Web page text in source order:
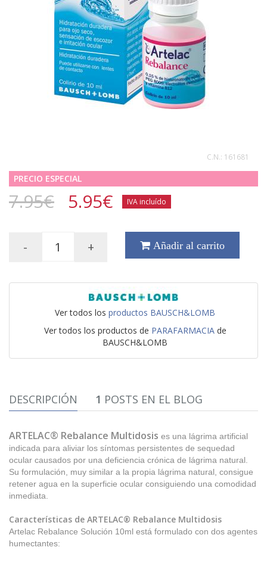
C.N.: 161681
PRECIO ESPECIAL
7.95€ 5.95€ IVA incluído
- + Añadir al carrito
Ver todos los productos BAUSCH&LOMB
Ver todos los productos de PARAFARMACIAde
BAUSCH&LOMB
DESCRIPCIÓN 1 POSTS EN EL BLOG
ARTELAC® Rebalance Multidosis es una lágrima artificial
indicada para aliviar los síntomas persistentes de sequedad
ocular causados por una deficiencia crónica de lágrima natural.
Su formulación, muy similar a la propia lágrima natural, consigue
retener agua en la superficie ocular consiguiendo una comodidad
inmediata.
Características de ARTELAC® Rebalance Multidosis
Artelac Rebalance Solución 10ml está formulado con dos agentes
humectantes: